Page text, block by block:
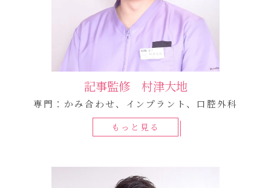
記事監修 村津大地
専門：かみ合わせ、インプラント、口腔外科
もっと見る